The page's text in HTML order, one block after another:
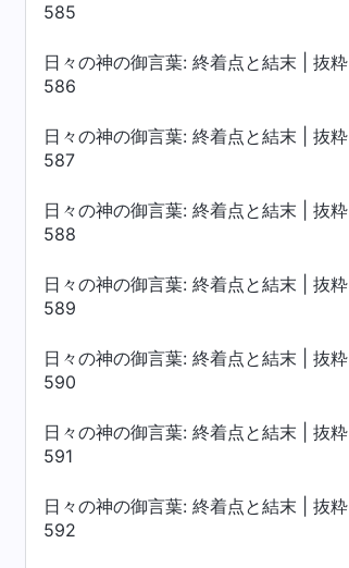
585
日々の神の御言葉: 終着点と結末 | 抜粋
586
日々の神の御言葉: 終着点と結末 | 抜粋
587
日々の神の御言葉: 終着点と結末 | 抜粋
588
日々の神の御言葉: 終着点と結末 | 抜粋
589
日々の神の御言葉: 終着点と結末 | 抜粋
590
日々の神の御言葉: 終着点と結末 | 抜粋
591
日々の神の御言葉: 終着点と結末 | 抜粋
592